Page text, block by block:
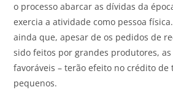
o processo abarcar as dívidas da
exercia a atividade como pessoa
ainda que, apesar de os pedidos de
sido feitos por grandes produtores, as
favoráveis – terão efeito no crédito de
pequenos.